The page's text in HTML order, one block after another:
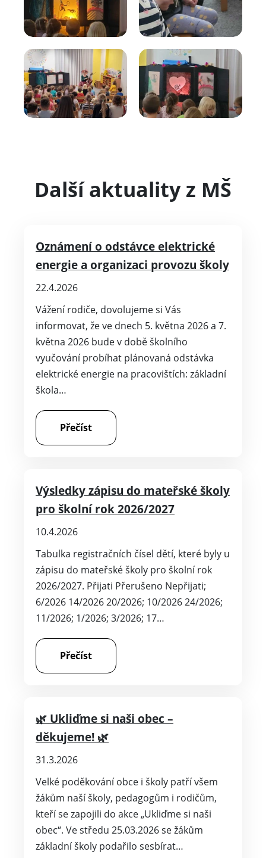
Další aktuality z MŠ
Oznámení o odstávce elektrické
energie a organizaci provozu školy
22.4.2026
Vážení rodiče, dovolujeme si Vás
informovat, že ve dnech 5. května 2026 a 7.
května 2026 bude v době školního
vyučování probíhat plánovaná odstávka
elektrické energie na pracovištích: základní
škola…
Přečíst
Výsledky zápisu do mateřské školy
pro školní rok 2026/2027
10.4.2026
Tabulka registračních čísel dětí, které byly u
zápisu do mateřské školy pro školní rok
2026/2027. Přijati Přerušeno Nepřijati;
6/2026 14/2026 20/2026; 10/2026 24/2026;
11/2026; 1/2026; 3/2026; 17…
Přečíst
🌿 Ukliďme si naši obec –
děkujeme! 🌿
31.3.2026
Velké poděkování obce i školy patří všem
žákům naší školy, pedagogům i rodičům,
kteří se zapojili do akce „Ukliďme si naši
obec“. Ve středu 25.03.2026 se žákům
základní školy podařilo sesbírat…